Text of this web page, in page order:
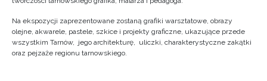
Na ekspozycji zaprezentowane zostaną grafiki warsztatowe, obrazy
olejne, akwarele, pastele, szkice i projekty graficzne, ukazujące przede
wszystkim Tarnów, jego architekturę, uliczki, charakterystyczne zakątki
oraz pejzaże regionu tarnowskiego.